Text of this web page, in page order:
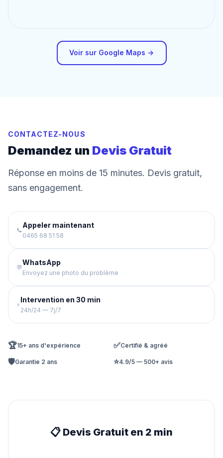
Voir sur Google Maps →
CONTACTEZ-NOUS
Demandez un Devis Gratuit
Réponse en moins de 15 minutes. Devis gratuit,
sans engagement.
📞
Appeler maintenant
0465 68 51 58
💬
WhatsApp
Envoyez une photo du problème
⚡
Intervention en 30 min
24h/24 — 7j/7
🏆15+ ans d'expérience ✅Certifié & agréé
🛡️Garantie 2 ans ⭐4.9/5 — 500+ avis
📋 Devis Gratuit en 2 min